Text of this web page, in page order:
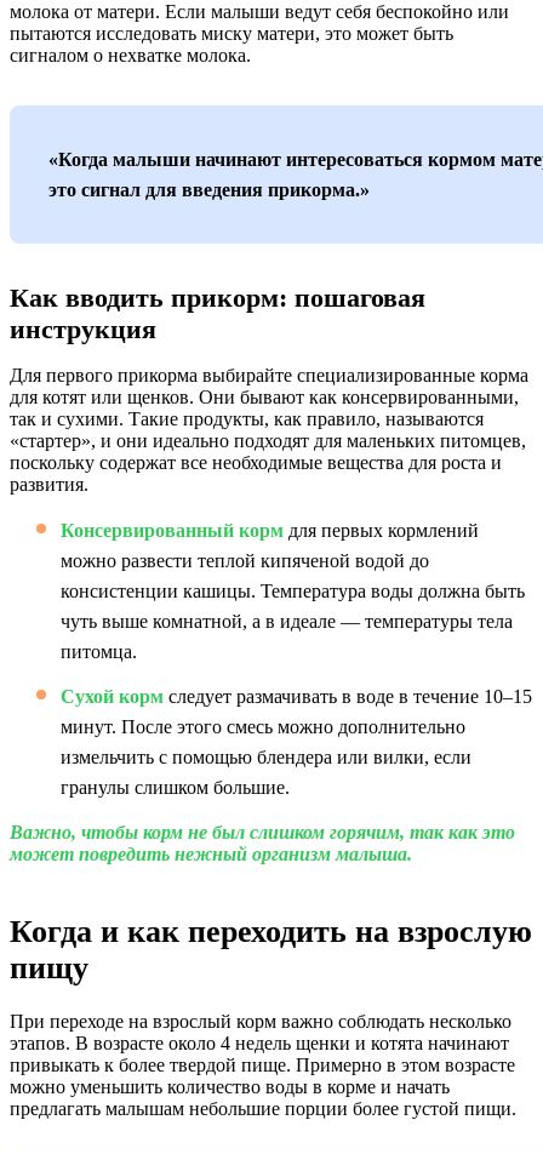
молока от матери. Если малыши ведут себя беспокойно или
пытаются исследовать миску матери, это может быть
сигналом о нехватке молока.
«Когда малыши начинают интересоваться кормом
это сигнал для введения прикорма.»
Как вводить прикорм: пошаговая
инструкция
Для первого прикорма выбирайте специализированные корма
для котят или щенков. Они бывают как консервированными,
так и сухими. Такие продукты, как правило, называются
«стартер», и они идеально подходят для маленьких питомцев,
поскольку содержат все необходимые вещества для роста и
развития.
Консервированный корм для первых кормлений
можно развести теплой кипяченой водой до
консистенции кашицы. Температура воды должна быть
чуть выше комнатной, а в идеале — температуры тела
питомца.
Сухой корм следует размачивать в воде в течение 10–15
минут. После этого смесь можно дополнительно
измельчить с помощью блендера или вилки, если
гранулы слишком большие.
Важно, чтобы корм не был слишком горячим, так как это
может повредить нежный организм малыша.
Когда и как переходить на взрослую
пищу
При переходе на взрослый корм важно соблюдать несколько
этапов. В возрасте около 4 недель щенки и котята начинают
привыкать к более твердой пище. Примерно в этом возрасте
можно уменьшить количество воды в корме и начать
предлагать малышам небольшие порции более густой пищи.